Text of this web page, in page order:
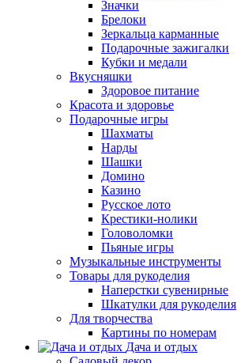
Значки
Брелоки
Зеркальца карманные
Подарочные зажигалки
Кубки и медали
Вкусняшки
Здоровое питание
Красота и здоровье
Подарочные игры
Шахматы
Нарды
Шашки
Домино
Казино
Русское лото
Крестики-нолики
Головоломки
Пьяные игры
Музыкальные инструменты
Товары для рукоделия
Наперстки сувенирные
Шкатулки для рукоделия
Для творчества
Картины по номерам
Дача и отдых